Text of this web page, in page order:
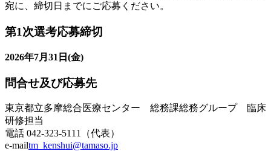
宛に、締切日までにご応募ください。
第1次選考応募締切
2026年7月31日(金)
問合せ及び応募先
東京都立多摩総合医療センター 総務課総務グループ 臨床
研修担当
電話 042-323-5111（代表）
e-mailtm_kenshui@tamaso.jp